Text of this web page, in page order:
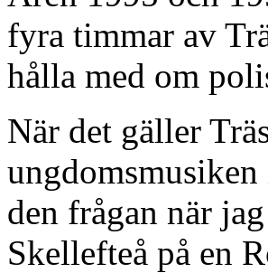
fyra timmar av
hålla med om
När det gäller
den frågan när
Skellefteå på en